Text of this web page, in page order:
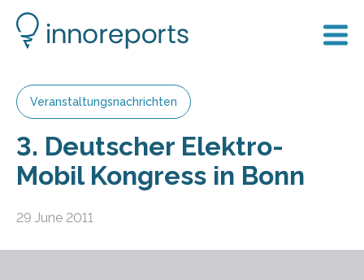
Veranstaltungsnachrichten
3. Deutscher Elektro-
Mobil Kongress in Bonn
29 June 2011